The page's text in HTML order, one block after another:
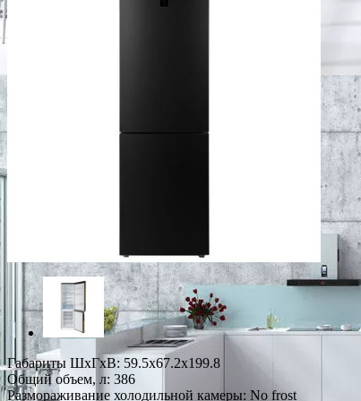
Габариты ШxГxВ: 59.5x67.2x199.8
Общий объем, л: 386
Размораживание холодильной камеры: No frost